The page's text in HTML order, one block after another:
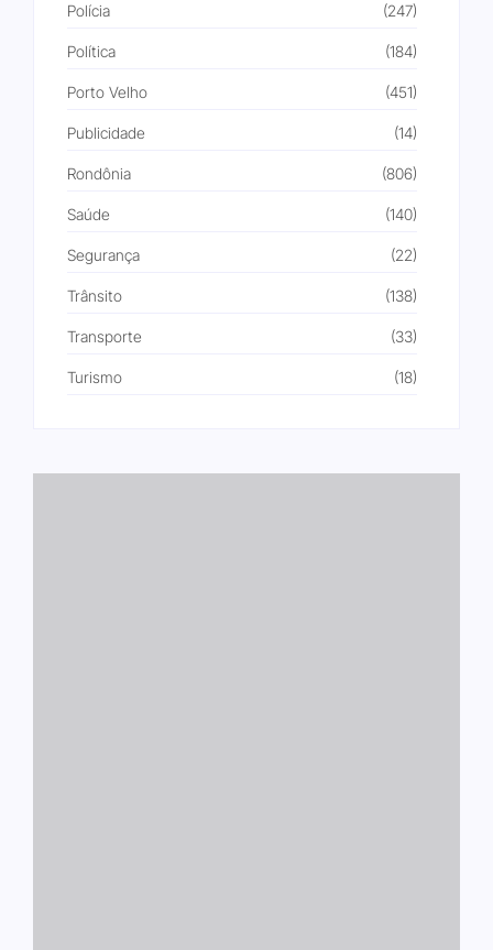
Polícia (247)
Política (184)
Porto Velho (451)
Publicidade (14)
Rondônia (806)
Saúde (140)
Segurança (22)
Trânsito (138)
Transporte (33)
Turismo (18)